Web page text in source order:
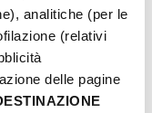
analitiche (per le
(relativi
delle pagine